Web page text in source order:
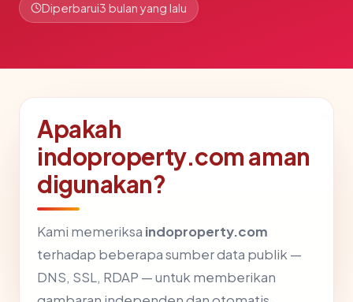
Diperbarui3 bulan yang lalu
Apakah
indoproperty.com aman
digunakan?
Kami memeriksa indoproperty.com
terhadap beberapa sumber data publik —
DNS, SSL, RDAP — untuk memberikan